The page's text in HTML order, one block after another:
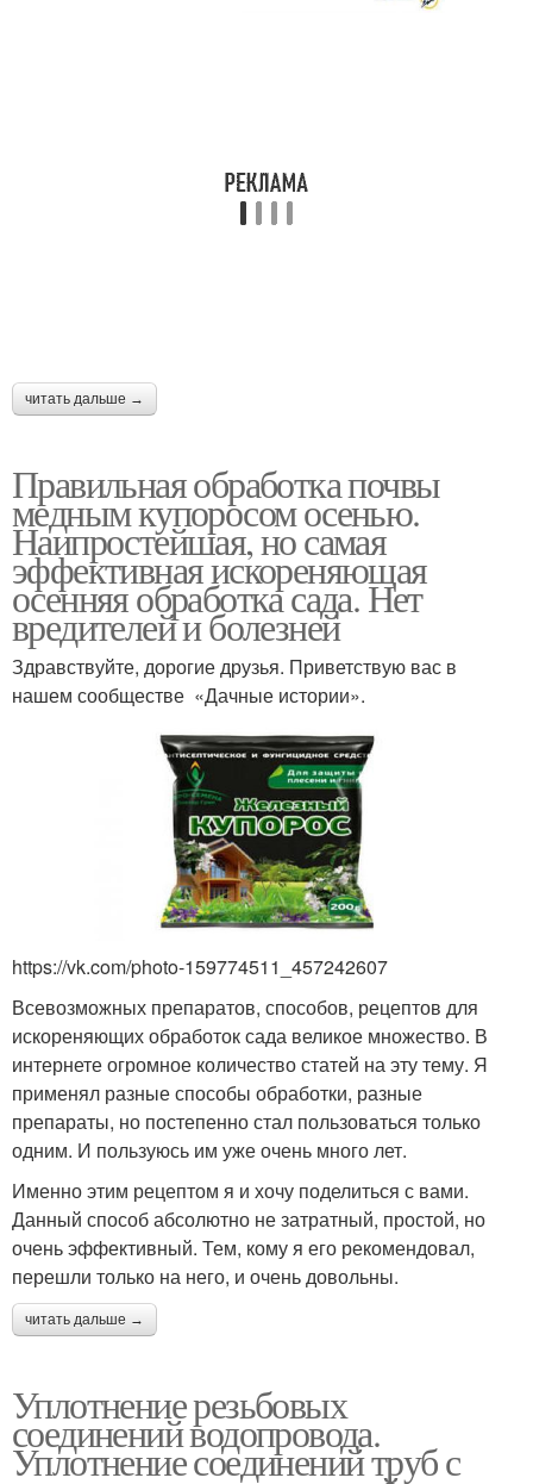
читать дальше →
Правильная обработка почвы
медным купоросом осенью.
Наипростейшая, но самая
эффективная искореняющая
осенняя обработка сада. Нет
вредителей и болезней
Здравствуйте, дорогие друзья. Приветствую вас в
нашем сообществе «Дачные истории».
https://vk.com/photo-159774511_457242607
Всевозможных препаратов, способов, рецептов для
искореняющих обработок сада великое множество. В
интернете огромное количество статей на эту тему. Я
применял разные способы обработки, разные
препараты, но постепенно стал пользоваться только
одним. И пользуюсь им уже очень много лет.
Именно этим рецептом я и хочу поделиться с вами.
Данный способ абсолютно не затратный, простой, но
очень эффективный. Тем, кому я его рекомендовал,
перешли только на него, и очень довольны.
читать дальше →
Уплотнение резьбовых
соединений водопровода.
Уплотнение соединений труб с